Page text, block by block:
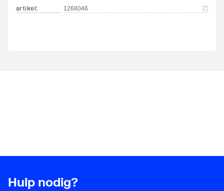
artikel: 1268046
Hulp nodig?